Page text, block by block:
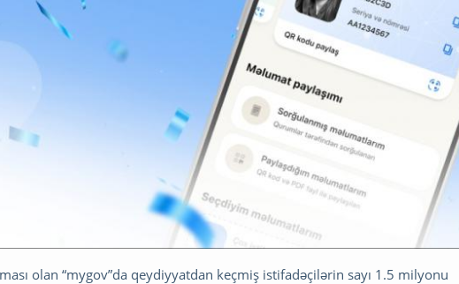
olan “mygov”da qeydiyyatdan keçmiş istifadəçilərin sayı 1.5 milyonu